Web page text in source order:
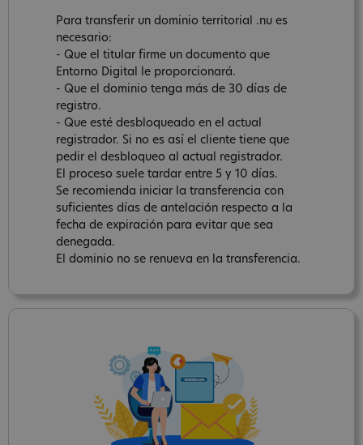
Para transferir un dominio territorial .nu es
necesario:
- Que el titular firme un documento que
Entorno Digital le proporcionará.
- Que el dominio tenga más de 30 días de
registro.
- Que esté desbloqueado en el actual
registrador. Si no es así el cliente tiene que
pedir el desbloqueo al actual registrador.
El proceso suele tardar entre 5 y 10 días.
Se recomienda iniciar la transferencia con
suficientes días de antelación respecto a la
fecha de expiración para evitar que sea
denegada.
El dominio no se renueva en la transferencia.